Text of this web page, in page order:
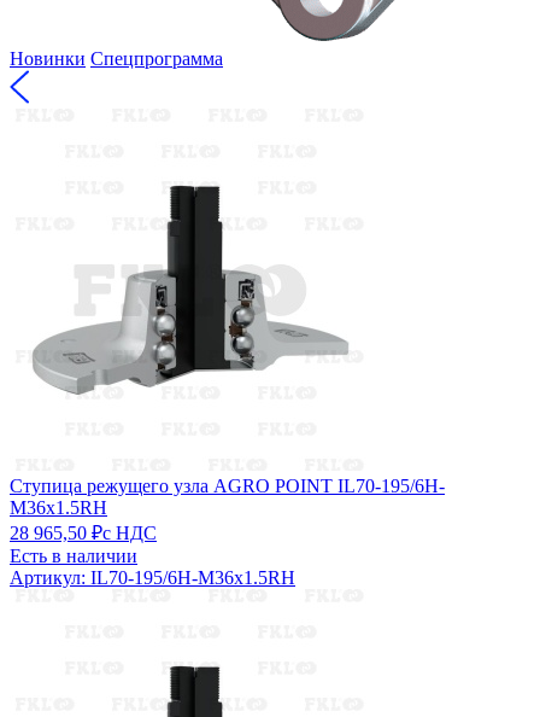
Новинки Спецпрограмма
Ступица режущего узла AGRO POINT IL70-195/6H-
M36x1.5RH
28 965,50 ₽с НДС
Есть в наличии
Артикул: IL70-195/6H-M36x1.5RH